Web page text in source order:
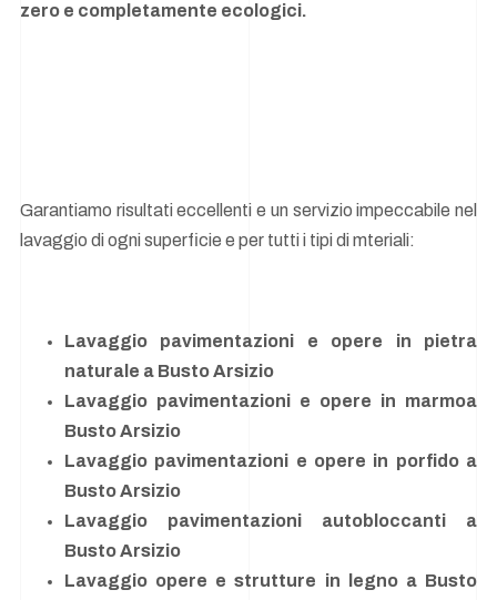
zero e completamente ecologici.
Garantiamo risultati eccellenti e un servizio impeccabile nel
lavaggio di ogni superficie e per tutti i tipi di mteriali:
Lavaggio pavimentazioni e opere in pietra
naturale a Busto Arsizio
Lavaggio pavimentazioni e opere in marmoa
Busto Arsizio
Lavaggio pavimentazioni e opere in porfido a
Busto Arsizio
Lavaggio pavimentazioni autobloccanti a
Busto Arsizio
Lavaggio opere e strutture in legno a Busto